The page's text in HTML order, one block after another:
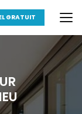
GRATUIT